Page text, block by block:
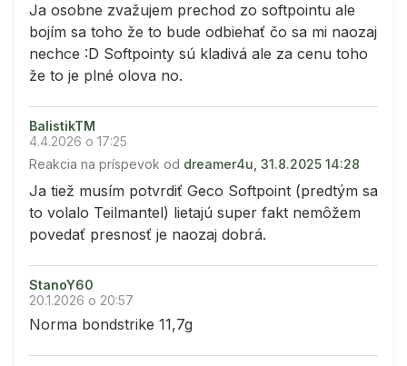
Ja osobne zvažujem prechod zo softpointu ale
bojím sa toho že to bude odbiehať čo sa mi naozaj
nechce :D Softpointy sú kladivá ale za cenu toho
že to je plné olova no.
BalistikTM
4.4.2026 o 17:25
Reakcia na príspevok od dreamer4u, 31.8.2025 14:28
Ja tiež musím potvrdiť Geco Softpoint (predtým sa
to volalo Teilmantel) lietajú super fakt nemôžem
povedať presnosť je naozaj dobrá.
StanoY60
20.1.2026 o 20:57
Norma bondstrike 11,7g